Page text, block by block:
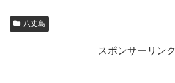
八丈島
スポンサーリンク